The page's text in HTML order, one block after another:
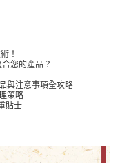
！
您的產品？
與注意事項全攻略
策略
貼士